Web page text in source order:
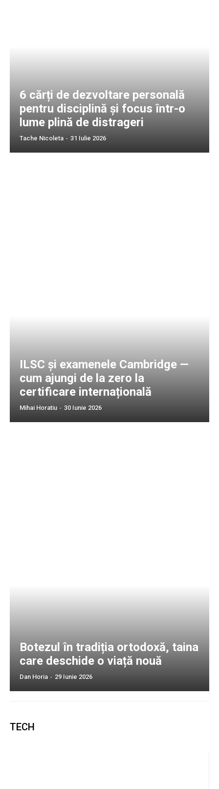
6 cărți de dezvoltare personală
pentru disciplină și focus într-o
lume plină de distrageri
Tache Nicoleta - 31 Iulie 2026
ILSC și examenele Cambridge —
cum ajungi de la zero la
certificare internațională
Mihai Horatiu - 30 Iunie 2026
Botezul în tradiția ortodoxă, taina
care deschide o viață nouă
Dan Horia - 29 Iunie 2026
TECH